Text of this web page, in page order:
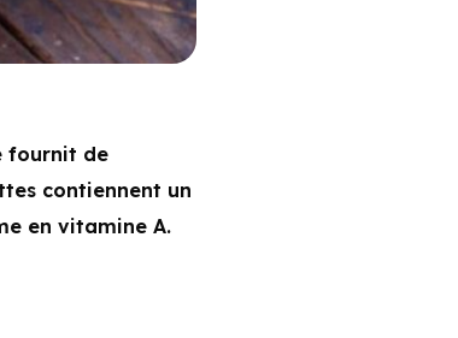
fournit de
contiennent un
en vitamine A.